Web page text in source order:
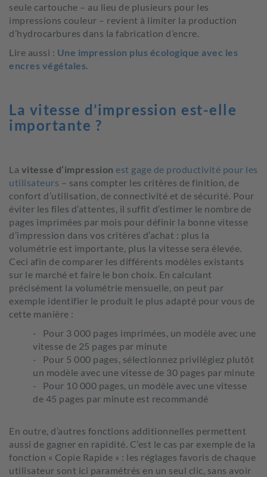
seule cartouche – au lieu de plusieurs pour les
impressions couleur – revient à limiter la production
d’hydrocarbures dans la fabrication d’encre.
Lire aussi : Une impression plus écologique avec les
encres végétales.
La vitesse d’impression est-elle
importante ?
La vitesse d’impression est gage de productivité pour les
utilisateurs – sans compter les critères de finition, de
confort d’utilisation, de connectivité et de sécurité. Pour
éviter les files d’attentes, il suffit d’estimer le nombre de
pages imprimées par mois pour définir la bonne vitesse
d’impression dans vos critères d’achat : plus la
volumétrie est importante, plus la vitesse sera élevée.
Ceci afin de comparer les différents modèles existants
sur le marché et faire le bon choix. En calculant
précisément la volumétrie mensuelle, on peut par
exemple identifier le produit le plus adapté pour vous de
cette manière :
Pour 3 000 pages imprimées, un modèle avec une
vitesse de 25 pages par minute
Pour 5 000 pages, sélectionnez privilégiez plutôt
un modèle avec une vitesse de 30 pages par minute
Pour 10 000 pages, un modèle avec une vitesse
de 45 pages par minute est recommandé
En outre, d’autres fonctions additionnelles permettent
aussi de gagner en rapidité. C’est le cas par exemple de la
fonction « Copie Rapide » : les réglages favoris de chaque
utilisateur sont ici paramétrés en un seul clic, sans avoir